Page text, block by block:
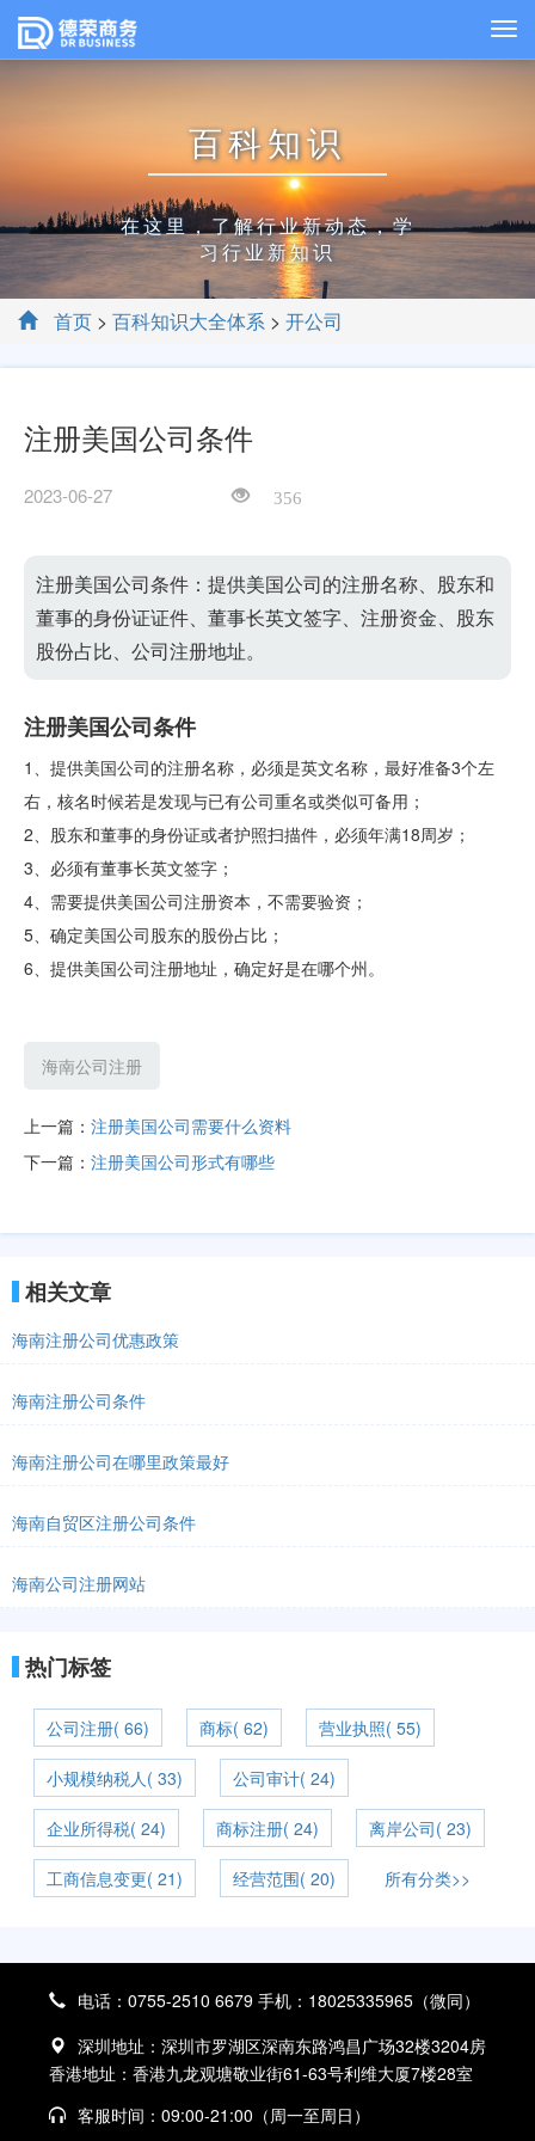
百科知识
在这里，了解行业新动态，学
习行业新知识
首页 > 百科知识大全体系 > 开公司
注册美国公司条件
2023-06-27 356
注册美国公司条件：提供美国公司的注册名称、股东和
董事的身份证证件、董事长英文签字、注册资金、股东
股份占比、公司注册地址。
注册美国公司条件
1、提供美国公司的注册名称，必须是英文名称，最好准备3个左
右，核名时候若是发现与已有公司重名或类似可备用；
2、股东和董事的身份证或者护照扫描件，必须年满18周岁；
3、必须有董事长英文签字；
4、需要提供美国公司注册资本，不需要验资；
5、确定美国公司股东的股份占比；
6、提供美国公司注册地址，确定好是在哪个州。
海南公司注册
上一篇： 注册美国公司需要什么资料
下一篇： 注册美国公司形式有哪些
相关文章
海南注册公司优惠政策
海南注册公司条件
海南注册公司在哪里政策最好
海南自贸区注册公司条件
海南公司注册网站
热门标签
公司注册( 66) 商标( 62) 营业执照( 55)
小规模纳税人( 33) 公司审计( 24)
企业所得税( 24) 商标注册( 24) 离岸公司( 23)
工商信息变更( 21) 经营范围( 20) 所有分类>>
电话：0755-2510 6679 手机：18025335965（微同）
深圳地址：深圳市罗湖区深南东路鸿昌广场32楼3204房
香港地址：香港九龙观塘敬业街61-63号利维大厦7楼28室
客服时间：09:00-21:00（周一至周日）